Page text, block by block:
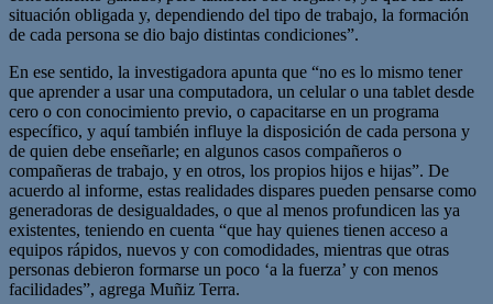
situación obligada y, dependiendo del tipo de trabajo, la formación
de cada persona se dio bajo distintas condiciones”.
En ese sentido, la investigadora apunta que “no es lo mismo tener
que aprender a usar una computadora, un celular o una tablet desde
cero o con conocimiento previo, o capacitarse en un programa
específico, y aquí también influye la disposición de cada persona y
de quien debe enseñarle; en algunos casos compañeros o
compañeras de trabajo, y en otros, los propios hijos e hijas”. De
acuerdo al informe, estas realidades dispares pueden pensarse como
generadoras de desigualdades, o que al menos profundicen las ya
existentes, teniendo en cuenta “que hay quienes tienen acceso a
equipos rápidos, nuevos y con comodidades, mientras que otras
personas debieron formarse un poco ‘a la fuerza’ y con menos
facilidades”, agrega Muñiz Terra.